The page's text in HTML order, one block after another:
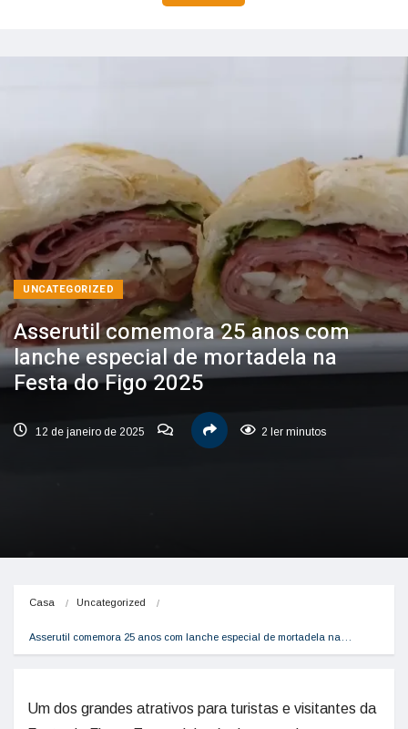
UNCATEGORIZED
Asserutil comemora 25 anos com
lanche especial de mortadela na
Festa do Figo 2025
12 de janeiro de 2025 2 ler minutos
Casa Uncategorized
Asserutil comemora 25 anos com lanche especial de mortadela na…
Um dos grandes atrativos para turistas e visitantes da